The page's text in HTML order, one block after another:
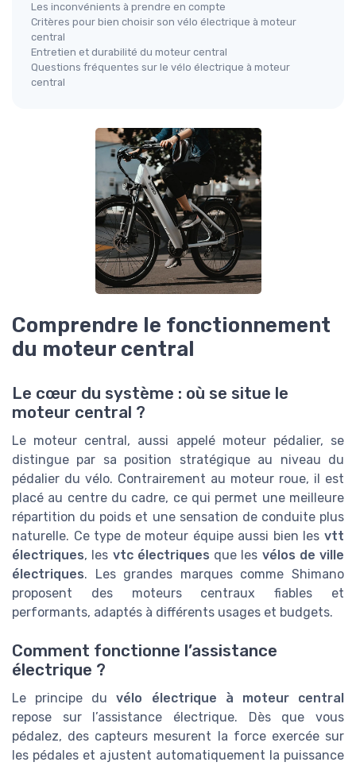
Les inconvénients à prendre en compte
Critères pour bien choisir son vélo électrique à moteur
central
Entretien et durabilité du moteur central
Questions fréquentes sur le vélo électrique à moteur
central
Comprendre le fonctionnement
du moteur central
Le cœur du système : où se situe le
moteur central ?
Le moteur central, aussi appelé moteur pédalier, se
distingue par sa position stratégique au niveau du
pédalier du vélo. Contrairement au moteur roue, il est
placé au centre du cadre, ce qui permet une meilleure
répartition du poids et une sensation de conduite plus
naturelle. Ce type de moteur équipe aussi bien les vtt
électriques, les vtc électriques que les vélos de ville
électriques. Les grandes marques comme Shimano
proposent des moteurs centraux fiables et
performants, adaptés à différents usages et budgets.
Comment fonctionne l’assistance
électrique ?
Le principe duvélo électrique à moteur central
repose sur l’assistance électrique. Dès que vous
pédalez, des capteurs mesurent la force exercée sur
les pédales et ajustent automatiquement la puissance